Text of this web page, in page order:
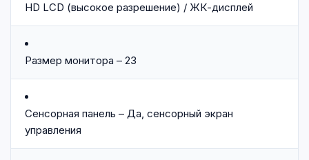
HD LCD (высокое разрешение) / ЖК-дисплей
Размер монитора – 23
Сенсорная панель – Да, сенсорный экран
управления